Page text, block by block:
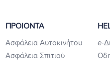
ΠΡΟΙΟΝΤΑ
Ασφάλεια Αυτοκινήτου
Ασφάλεια Σπιτιού
e-